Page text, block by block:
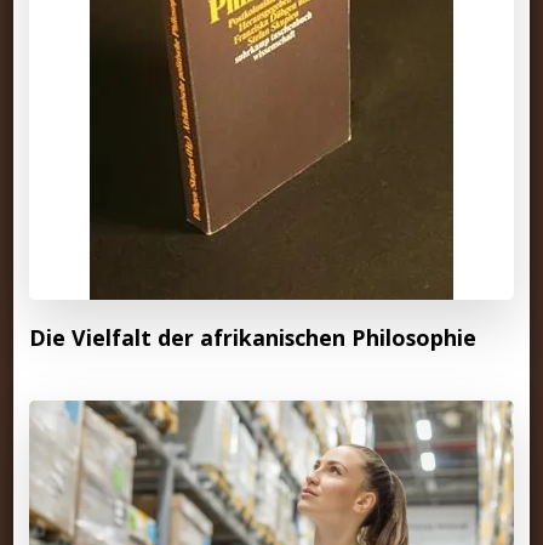
Die Vielfalt der afrikanischen Philosophie